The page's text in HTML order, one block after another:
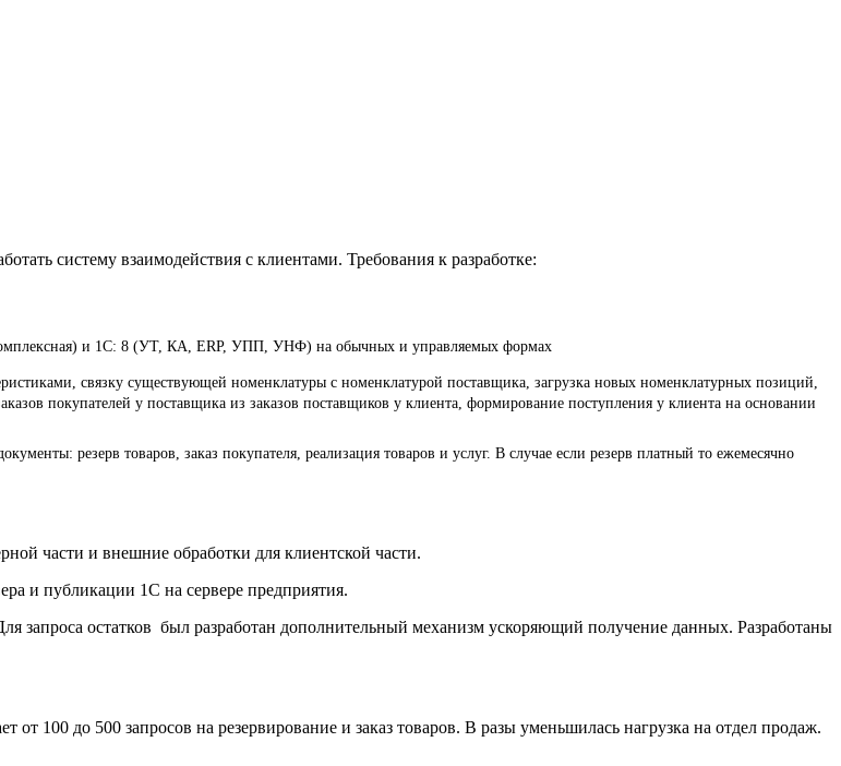
систему взаимодействия с клиентами. Требования к разработке:
и 1С: 8 (УТ, КА, ERP, УПП, УНФ) на обычных и управляемых формах
связку существующей номенклатуры с номенклатурой поставщика, загрузка новых номенклатурных позиций,
покупателей у поставщика из заказов поставщиков у клиента, формирование поступления у клиента на основании
резерв товаров, заказ покупателя, реализация товаров и услуг. В случае если резерв платный то ежемесячно
части и внешние обработки для клиентской части.
и публикации 1С на сервере предприятия.
запроса остатков был разработан дополнительный механизм ускоряющий получение данных. Разработаны
100 до 500 запросов на резервирование и заказ товаров. В разы уменьшилась нагрузка на отдел продаж.